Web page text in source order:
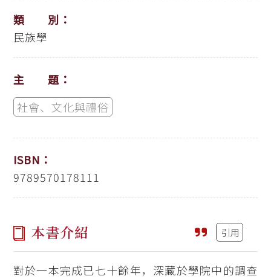
類 別：
民族學
主 題：
社會、文化與禮俗
ISBN：
9789570178111
本書介紹 引用
對於一本完成已七十餘年，深藏於學院中的調查